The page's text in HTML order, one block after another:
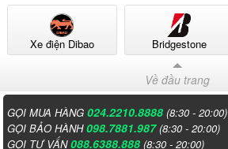
Xe điện Dibao Bridgestone
Về đầu trang
GỌI MUA HÀNG024.2210.8888 (8:30 - 20:00)
GỌI BẢO HÀNH098.7881.987 (8:30 - 20:00)
GỌI TƯ VẤN088.6388.888 (8:30 - 20:00)